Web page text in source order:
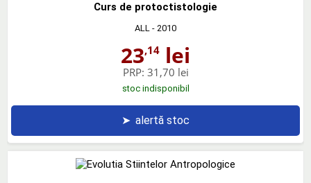
Curs de protoctistologie
ALL - 2010
23,14 lei
PRP: 31,70 lei
stoc indisponibil
➤ alertă stoc